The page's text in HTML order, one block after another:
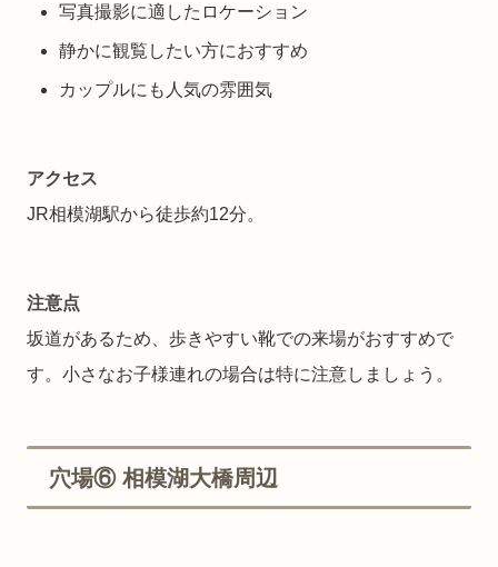
写真撮影に適したロケーション
静かに観覧したい方におすすめ
カップルにも人気の雰囲気
アクセス
JR相模湖駅から徒歩約12分。
注意点
坂道があるため、歩きやすい靴での来場がおすすめで
す。小さなお子様連れの場合は特に注意しましょう。
穴場⑥ 相模湖大橋周辺